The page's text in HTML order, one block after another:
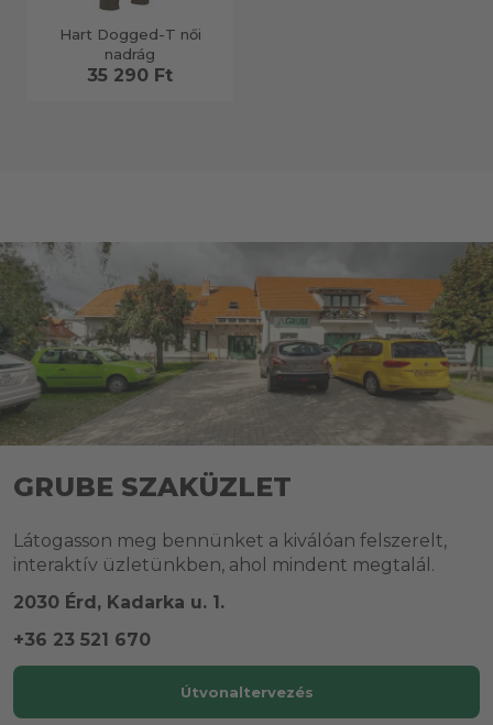
Hart Dogged-T női
nadrág
35 290 Ft
GRUBE SZAKÜZLET
Látogasson meg bennünket a kiválóan felszerelt,
interaktív üzletünkben, ahol mindent megtalál.
2030 Érd, Kadarka u. 1.
+36 23 521 670
Útvonaltervezés